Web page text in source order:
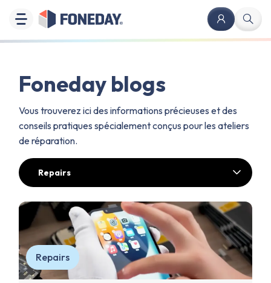
Foneday blogs
Vous trouverez ici des informations précieuses et des
conseils pratiques spécialement conçus pour les ateliers
de réparation.
Repairs
Repairs